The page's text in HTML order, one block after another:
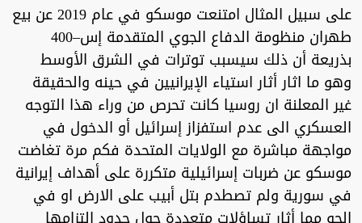
على سبيل المثال امتنعت موسكو في عام 2019 عن بيع
طهران منظومة الدفاع الجوي المتقدمة إس–400
بذريعة أن ذلك سيسبب توترات في الشرق الأوسط
وهو ما اثار أثار استياء الإيرانيين في حينه والحقيقة
غير المعلنة ان روسيا كانت تحرص من وراء هذا التوجه
العسكري الى عدم استفزاز إسرائيل أو الدخول في
مواجهة مباشرة مع الولايات المتحدة فكم مرة تغاضت
موسكو عن ضربات إسرائيلية متكررة على أهداف إيرانية
في سورية ولم تصطدم بتل أبيب على الارض او في